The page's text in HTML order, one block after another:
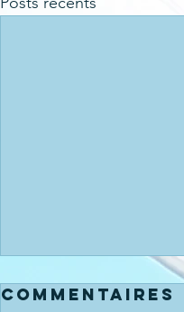
Commentaires